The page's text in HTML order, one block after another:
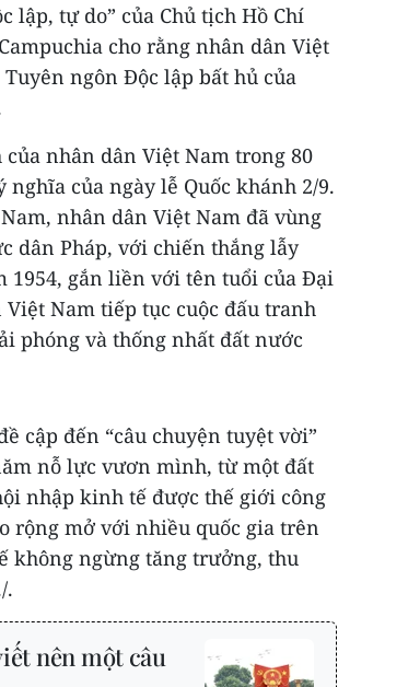
lập, tự do” của Chủ tịch Hồ Chí
cho rằng nhân dân Việt
ngôn Độc lập bất hủ của
nhân dân Việt Nam trong 80
của ngày lễ Quốc khánh 2/9.
nhân dân Việt Nam đã vùng
dân Pháp, với chiến thắng lẫy
gắn liền với tên tuổi của Đại
Nam tiếp tục cuộc đấu tranh
phóng và thống nhất đất nước
cập đến “câu chuyện tuyệt vời”
nỗ lực vươn mình, từ một đất
nhập kinh tế được thế giới công
rộng mở với nhiều quốc gia trên
không ngừng tăng trưởng, thu
.
nên một câu